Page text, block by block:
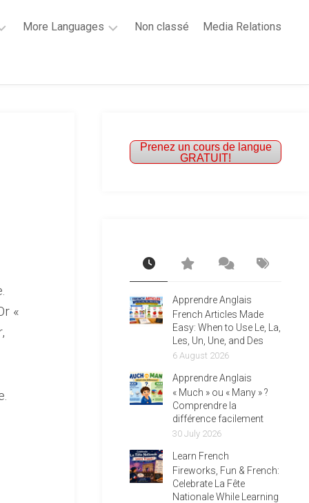
More Languages
French
Non classé Media Relations
«
Prenez un cours de langue
GRATUIT!
Apprendre Anglais
French Articles Made
Easy: When to Use Le, La,
Les, Un, Une, and Des
6 August 2026
Apprendre Anglais
« Much » ou « Many » ?
Comprendre la
différence facilement
30 July 2026
Learn French
Fireworks, Fun & French:
Celebrate La Fête
Nationale While Learning